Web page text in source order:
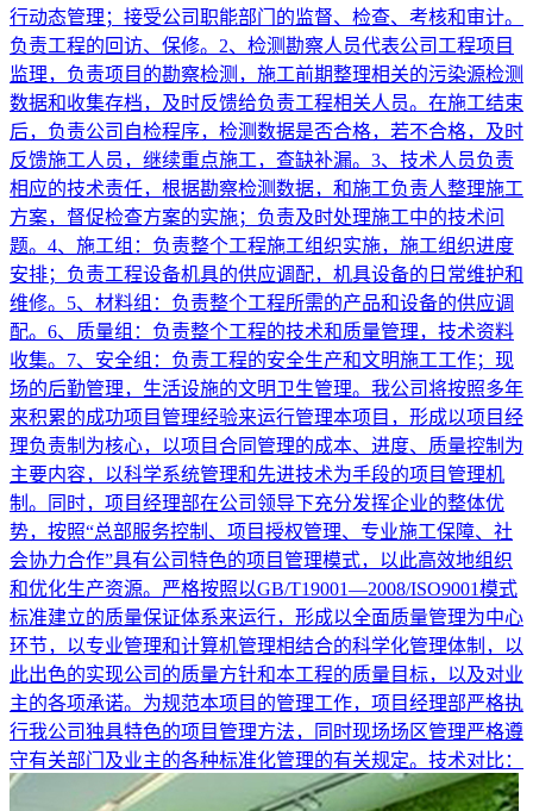
行动态管理；接受公司职能部门的监督、检查、考核和审计。
负责工程的回访、保修。2、检测勘察人员代表公司工程项目
监理，负责项目的勘察检测，施工前期整理相关的污染源检测
数据和收集存档，及时反馈给负责工程相关人员。在施工结束
后，负责公司自检程序，检测数据是否合格，若不合格，及时
反馈施工人员，继续重点施工，查缺补漏。3、技术人员负责
相应的技术责任，根据勘察检测数据，和施工负责人整理施工
方案，督促检查方案的实施；负责及时处理施工中的技术问
题。4、施工组：负责整个工程施工组织实施，施工组织进度
安排；负责工程设备机具的供应调配，机具设备的日常维护和
维修。5、材料组：负责整个工程所需的产品和设备的供应调
配。6、质量组：负责整个工程的技术和质量管理，技术资料
收集。7、安全组：负责工程的安全生产和文明施工工作；现
场的后勤管理，生活设施的文明卫生管理。我公司将按照多年
来积累的成功项目管理经验来运行管理本项目，形成以项目经
理负责制为核心，以项目合同管理的成本、进度、质量控制为
主要内容，以科学系统管理和先进技术为手段的项目管理机
制。同时，项目经理部在公司领导下充分发挥企业的整体优
势，按照“总部服务控制、项目授权管理、专业施工保障、社
会协力合作”具有公司特色的项目管理模式，以此高效地组织
和优化生产资源。严格按照以GB/T19001—2008/ISO9001模式
标准建立的质量保证体系来运行，形成以全面质量管理为中心
环节，以专业管理和计算机管理相结合的科学化管理体制，以
此出色的实现公司的质量方针和本工程的质量目标，以及对业
主的各项承诺。为规范本项目的管理工作，项目经理部严格执
行我公司独具特色的项目管理方法，同时现场场区管理严格遵
守有关部门及业主的各种标准化管理的有关规定。技术对比：